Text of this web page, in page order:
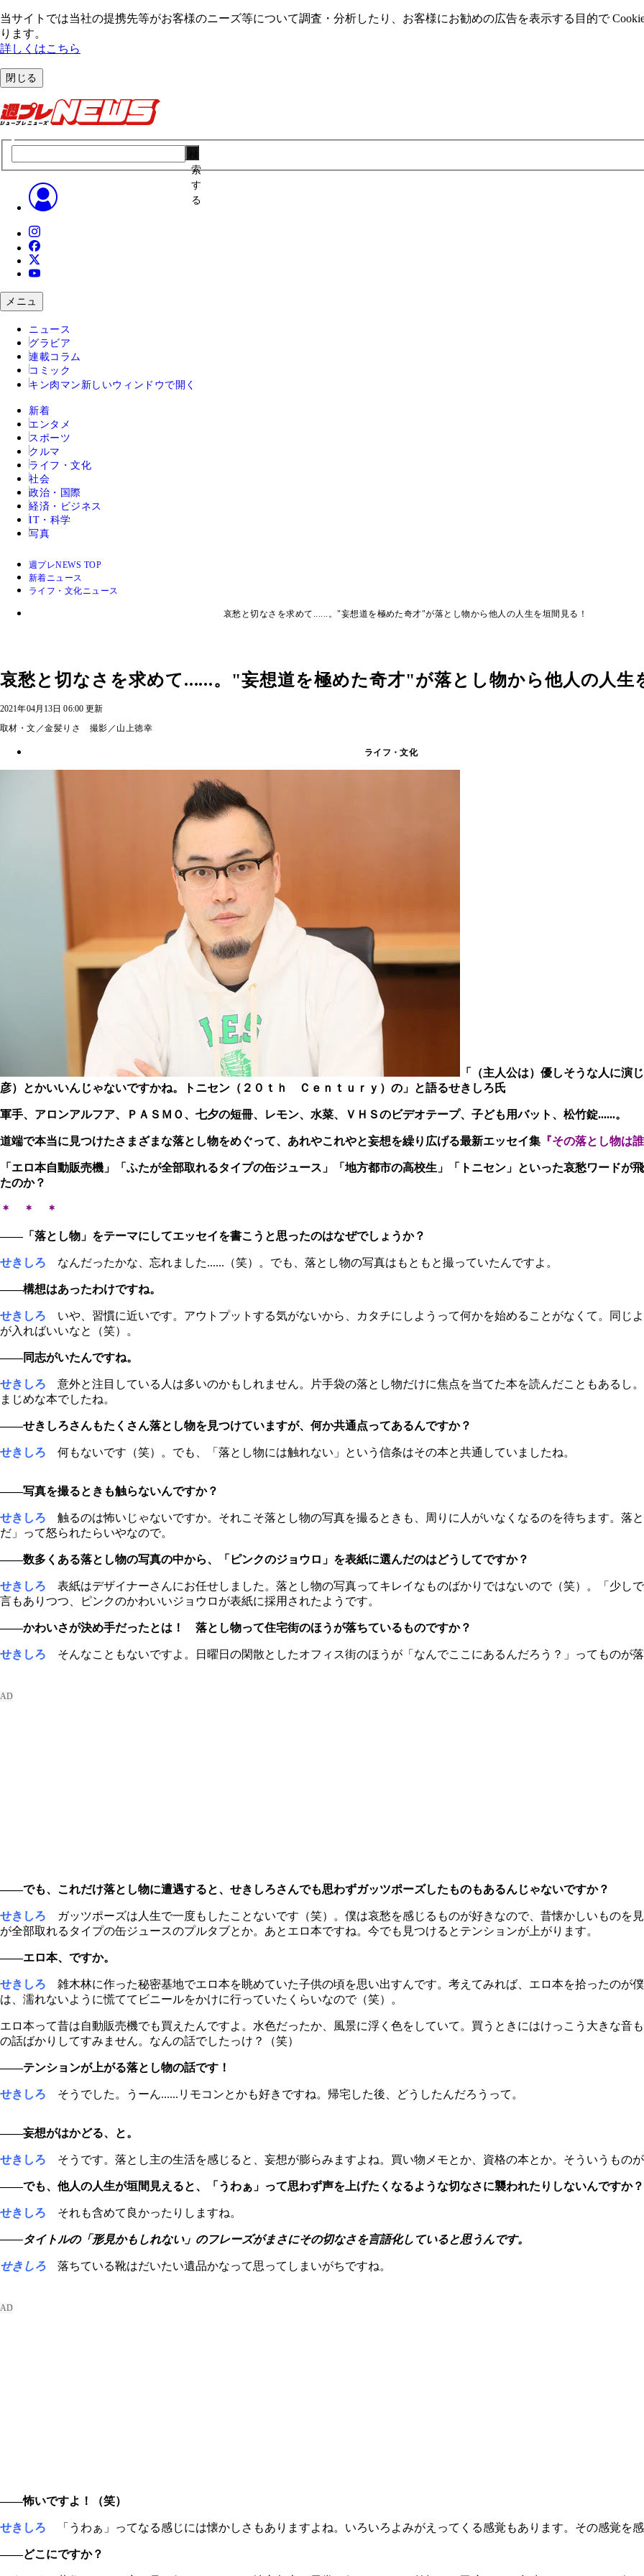
当サイトでは当社の提携先等がお客様のニーズ等について調査・分析したり、お客様にお勧めの広告を表⽰する⽬的で
ります。
詳しくはこちら
閉じる
索
す
る
メニュ
ニュース
グラビア
連載コラム
コミック
キン肉マン 新しいウィンドウで開く
新着
エンタメ
スポーツ
クルマ
ライフ・文化
社会
政治・国際
経済・ビジネス
IT・科学
写真
週プレNEWS TOP
新着ニュース
ライフ・文化ニュース
哀愁と切なさを求めて......。"妄想道を極めた奇才"が落とし物から他人の人生を垣間見る！
哀愁と切なさを求めて......。"妄想道を極めた奇才"が落とし物から他人の人生
2021年04月13日 06:00 更新
取材・文／金髪りさ 撮影／山上徳幸
ライフ・文化
「（主人公は）優しそうな人に演
彦）とかいいんじゃないですかね。トニセン（２０ｔｈ Ｃｅｎｔｕｒｙ）の」と語るせきしろ氏
軍手、アロンアルフア、ＰＡＳＭＯ、七夕の短冊、レモン、水菜、ＶＨＳのビデオテープ、子ども用バット、松竹錠......。
道端で本当に見つけたさまざまな落とし物をめぐって、あれやこれやと妄想を繰り広げる最新エッセイ集 『その落とし物は
「エロ本自動販売機」「ふたが全部取れるタイプの缶ジュース」「地方都市の高校生」「トニセン」といった哀愁ワード
たのか？
＊ ＊ ＊
――「落とし物」をテーマにしてエッセイを書こうと思ったのはなぜでしょうか？
せきしろ なんだったかな、忘れました......（笑）。でも、落とし物の写真はもともと撮っていたんですよ。
――構想はあったわけですね。
せきしろ いや、習慣に近いです。アウトプットする気がないから、カタチにしようって何かを始めることがなくて。同じ
が入ればいいなと（笑）。
――同志がいたんですね。
せきしろ 意外と注目している人は多いのかもしれません。片手袋の落とし物だけに焦点を当てた本を読んだこともあるし
まじめな本でしたね。
――せきしろさんもたくさん落とし物を見つけていますが、何か共通点ってあるんですか？
せきしろ 何もないです（笑）。でも、「落とし物には触れない」という信条はその本と共通していましたね。
――写真を撮るときも触らないんですか？
せきしろ 触るのは怖いじゃないですか。それこそ落とし物の写真を撮るときも、周りに人がいなくなるのを待ちます。落
だ」って怒られたらいやなので。
――数多くある落とし物の写真の中から、「ピンクのジョウロ」を表紙に選んだのはどうしてですか？
せきしろ 表紙はデザイナーさんにお任せしました。落とし物の写真ってキレイなものばかりではないので（笑）。「少し
言もありつつ、ピンクのかわいいジョウロが表紙に採用されたようです。
――かわいさが決め手だったとは！ 落とし物って住宅街のほうが落ちているものですか？
せきしろ そんなこともないですよ。日曜日の閑散としたオフィス街のほうが「なんでここにあるんだろう？」ってものが落
――でも、これだけ落とし物に遭遇すると、せきしろさんでも思わずガッツポーズしたものもあるんじゃないですか？
せきしろ
ガッツポーズは人生で一度もしたことないです（笑）。僕は哀愁を感じるものが好きなので、昔懐かしいものを
が全部取れるタイプの缶ジュースのプルタブとか。あとエロ本ですね。今でも見つけるとテンションが上がります。
――エロ本、ですか。
せきしろ 雑木林に作った秘密基地でエロ本を眺めていた子供の頃を思い出すんです。考えてみれば、エロ本を拾ったのが
は、濡れないように慌ててビニールをかけに行っていたくらいなので（笑）。
エロ本って昔は自動販売機でも買えたんですよ。水色だったか、風景に浮く色をしていて。買うときにはけっこう大きな音
の話ばかりしてすみません。なんの話でしたっけ？（笑）
――テンションが上がる落とし物の話です！
せきしろ そうでした。うーん......リモコンとかも好きですね。帰宅した後、どうしたんだろうって。
――妄想がはかどる、と。
せきしろ そうです。落とし主の生活を感じると、妄想が膨らみますよね。買い物メモとか、資格の本とか。そういうもの
――でも、他人の人生が垣間見えると、「うわぁ」って思わず声を上げたくなるような切なさに襲われたりしないんですか？
せきしろ それも含めて良かったりしますね。
――タイトルの「形見かもしれない」のフレーズがまさにその切なさを言語化していると思うんです。
せきしろ 落ちている靴はだいたい遺品かなって思ってしまいがちですね。
――怖いですよ！（笑）
せきしろ 「うわぁ」ってなる感じには懐かしさもありますよね。いろいろよみがえってくる感覚もあります。その感覚を感
――どこにですか？